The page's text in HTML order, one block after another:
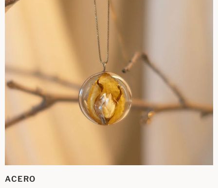
ACERO